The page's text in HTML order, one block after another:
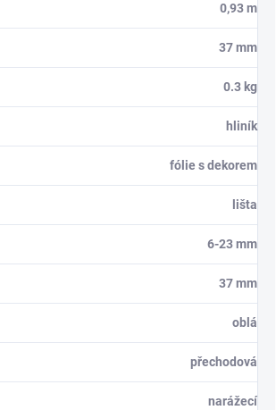
0,93 m
37 mm
0.3 kg
hliník
fólie s dekorem
lišta
6-23 mm
37 mm
oblá
přechodová
narážecí